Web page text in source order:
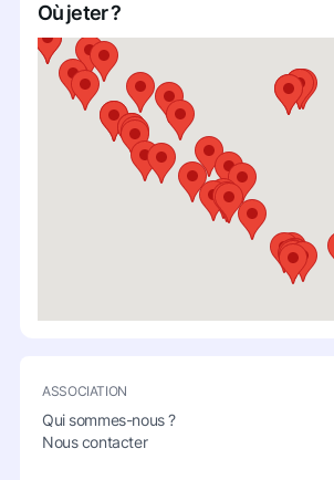
Où jeter ?
ASSOCIATION
Qui sommes-nous ?
Nous contacter